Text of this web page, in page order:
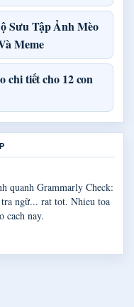
Sưu Tập Ảnh Mèo
Meme
chi tiết cho 12 con
quanh Grammarly Check:
ngữ... rat tot. Nhieu toa
cach nay.